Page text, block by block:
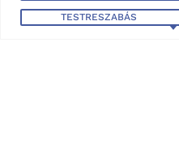
TESTRESZABÁS
Éves beszámoló - 2022